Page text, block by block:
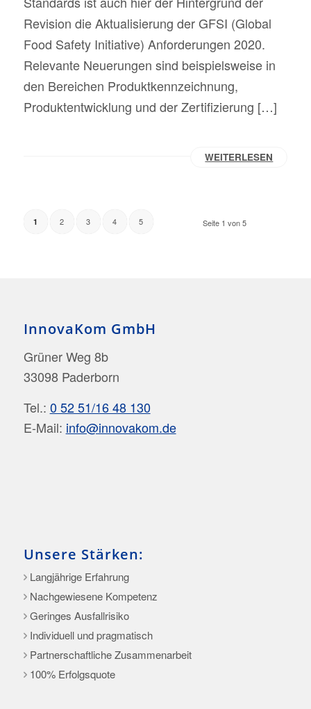
Revision die Aktualisierung der GFSI (Global
Food Safety Initiative) Anforderungen 2020.
Relevante Neuerungen sind beispielsweise in
den Bereichen Produktkennzeichnung,
Produktentwicklung und der Zertifizierung […]
WEITERLESEN
Seite 1 von 5
1 2 3 4 5
InnovaKom GmbH
Grüner Weg 8b
33098 Paderborn
Tel.: 0 52 51/16 48 130
E-Mail: info@innovakom.de
Unsere Stärken:
Langjährige Erfahrung
Nachgewiesene Kompetenz
Geringes Ausfallrisiko
Individuell und pragmatisch
Partnerschaftliche Zusammenarbeit
100% Erfolgsquote